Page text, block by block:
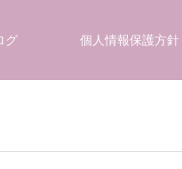
グ 個人情報保護方針